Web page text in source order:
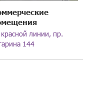
линии, пр.
144